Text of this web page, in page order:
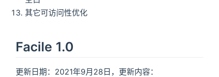
其它可访问性优化
Facile 1.0
更新日期：2021年9月28日，更新内容：